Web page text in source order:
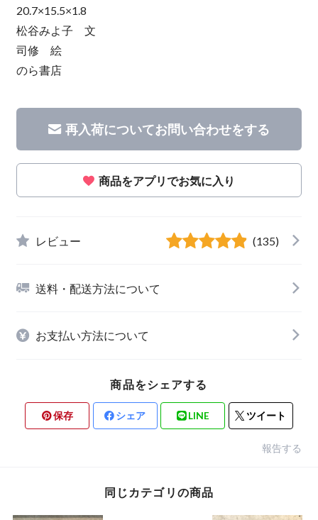
20.7×15.5×1.8
松谷みよ子 文
司修 絵
のら書店
再入荷についてお問い合わせをする
商品をアプリでお気に入り
レビュー (135)
送料・配送方法について
お支払い方法について
商品をシェアする
保存 シェア LINE ツイート
報告する
同じカテゴリの商品